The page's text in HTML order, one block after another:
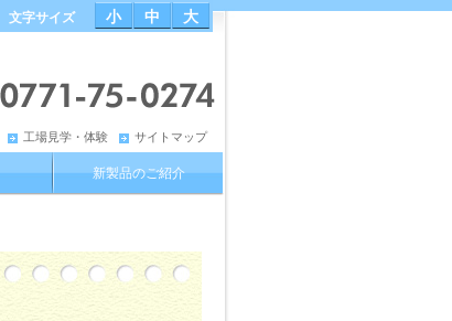
文字サイズ 大
中
小
サイトマップ
工場見学・体験
新製品のご紹介